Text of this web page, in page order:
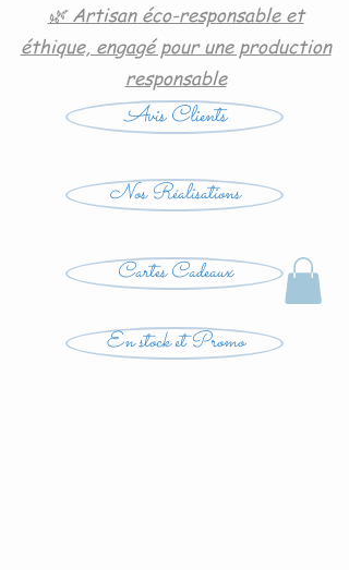
🌿 Artisan éco-responsable et
éthique, engagé pour une production
responsable
Avis Clients
Nos Réalisations
Cartes Cadeaux
En stock et Promo